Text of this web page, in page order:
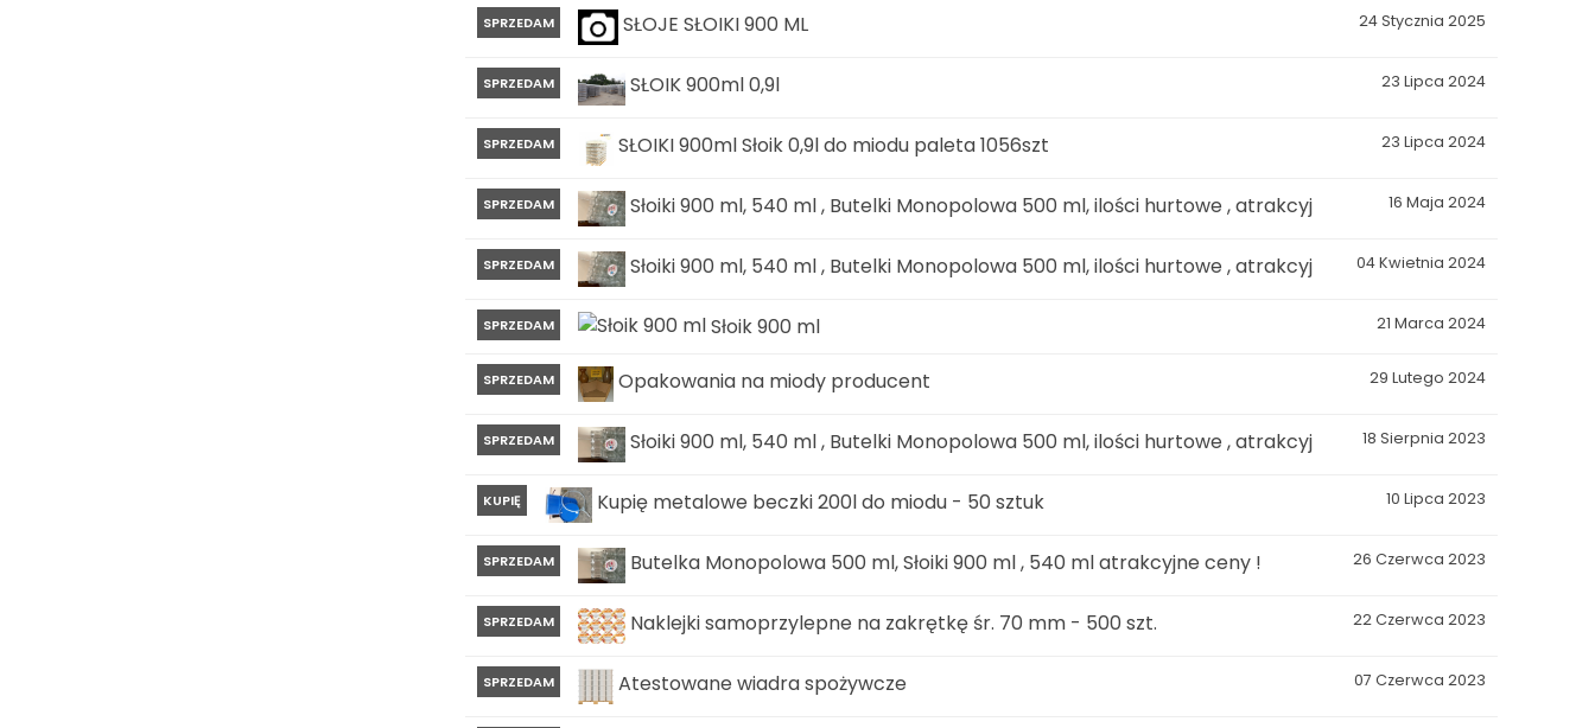
24 Stycznia 2025
SPRZEDAM SŁOJE SŁOIKI 900 ML
23 Lipca 2024
SPRZEDAM SŁOIK 900ml 0,9l
23 Lipca 2024
SPRZEDAM SŁOIKI 900ml Słoik 0,9l do miodu paleta 1056szt
16 Maja 2024
SPRZEDAM Słoiki 900 ml, 540 ml , Butelki Monopolowa 500 ml, ilości hurtowe , atrakcyj
04 Kwietnia 2024
SPRZEDAM Słoiki 900 ml, 540 ml , Butelki Monopolowa 500 ml, ilości hurtowe , atrakcyj
21 Marca 2024
SPRZEDAM Słoik 900 ml
29 Lutego 2024
SPRZEDAM Opakowania na miody producent
18 Sierpnia 2023
SPRZEDAM Słoiki 900 ml, 540 ml , Butelki Monopolowa 500 ml, ilości hurtowe , atrakcyj
10 Lipca 2023
KUPIĘ Kupię metalowe beczki 200l do miodu - 50 sztuk
26 Czerwca 2023
SPRZEDAM Butelka Monopolowa 500 ml, Słoiki 900 ml , 540 ml atrakcyjne ceny !
22 Czerwca 2023
SPRZEDAM Naklejki samoprzylepne na zakrętkę śr. 70 mm - 500 szt.
07 Czerwca 2023
SPRZEDAM Atestowane wiadra spożywcze